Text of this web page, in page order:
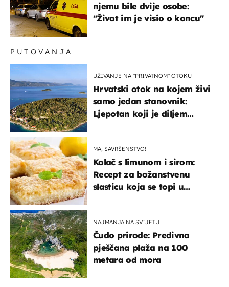
njemu bile dvije osobe:
"Život im je visio o koncu"
PUTOVANJA
UŽIVANJE NA "PRIVATNOM" OTOKU
Hrvatski otok na kojem živi
samo jedan stanovnik:
Ljepotan koji je diljem
MA, SAVRŠENSTVO!
Kolač s limunom i sirom:
Recept za božanstvenu
slasticu koja se topi u
NAJMANJA NA SVIJETU
Čudo prirode: Predivna
pješčana plaža na 100
metara od mora